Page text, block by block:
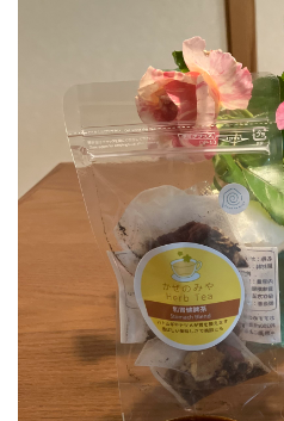
鍼灸
アロマセラピー
骨格調整
ACCESS
ABOUT